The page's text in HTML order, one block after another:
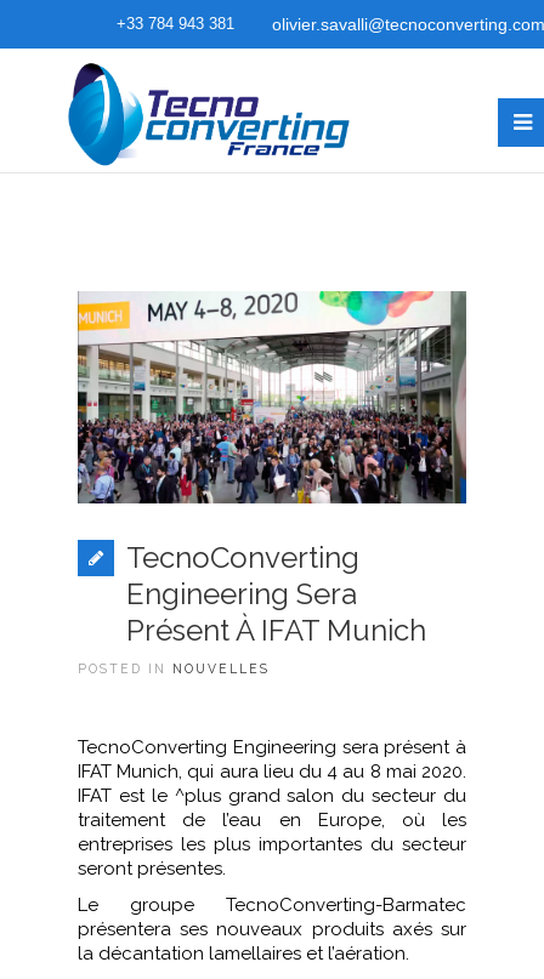
+33 784 943 381 olivier.savalli@tecnoconverting.com
TecnoConverting
Engineering Sera
Présent À IFAT Munich
POSTED IN NOUVELLES
TecnoConverting Engineering sera présent à
IFAT Munich, qui aura lieu du 4 au 8 mai 2020.
IFAT est le ^plus grand salon du secteur du
traitement de l’eau en Europe, où les
entreprises les plus importantes du secteur
seront présentes.
Le groupe TecnoConverting-Barmatec
présentera ses nouveaux produits axés sur
la décantation lamellaires et l’aération.